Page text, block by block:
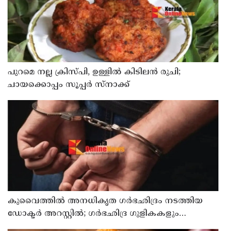
പുറമെ നല്ല ക്രിസ്പി, ഉള്ളിൽ കിടിലൻ രുചി;
ചായക്കൊപ്പം സൂപ്പർ സ്നാക്ക്
കുവൈത്തില്‍ അനധികൃത ഗര്‍ഭഛിദ്രം നടത്തിയ
ഡോക്ടര്‍ അറസ്റ്റില്‍; ഗര്‍ഭഛിദ്ര ഗുളികകളും